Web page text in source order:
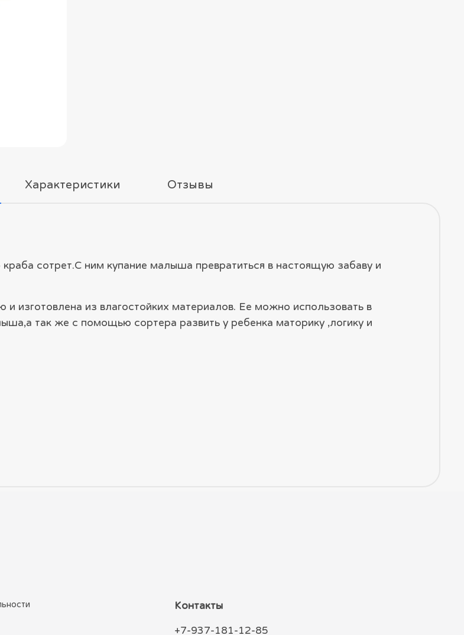
Характеристики Отзывы
сотрет.С ним купание малыша превратиться в настоящую забаву и
изготовлена из влагостойких материалов. Ее можно использовать в
так же с помощью сортера развить у ребенка маторику ,логику и
Контакты
+7-937-181-12-85